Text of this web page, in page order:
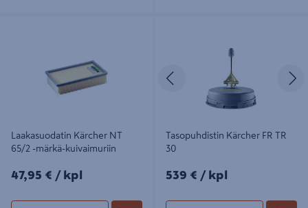
Laakasuodatin Kärcher NT
65/2 -märkä-kuivaimuriin
47,95€/kpl
47,95 € / kpl
Tasopuhdistin Kärcher FR TR
30
539€/kpl
539 € / kpl